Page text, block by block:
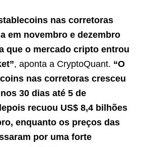
nas corretoras
em novembro e dezembro
que o mercado cripto entrou
, aponta a CryptoQuant. “O
nas corretoras cresceu
30 dias até 5 de
recuou US$ 8,4 bilhões
enquanto os preços das
por uma forte